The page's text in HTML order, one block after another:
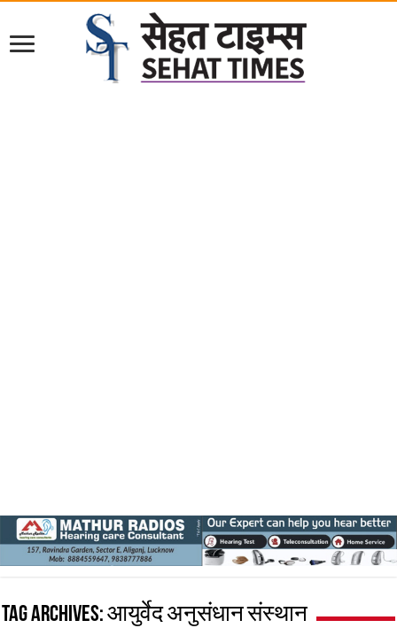
Tag Archives:आयुर्वेद अनुसंधान संस्थान